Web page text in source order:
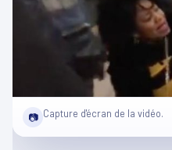
📷 Capture d'écran de la vidéo.